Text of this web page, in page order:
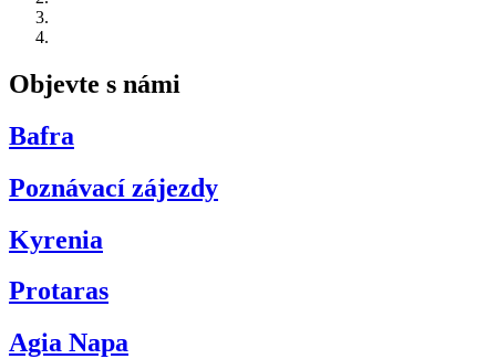
Objevte s námi
Bafra
Poznávací zájezdy
Kyrenia
Protaras
Agia Napa